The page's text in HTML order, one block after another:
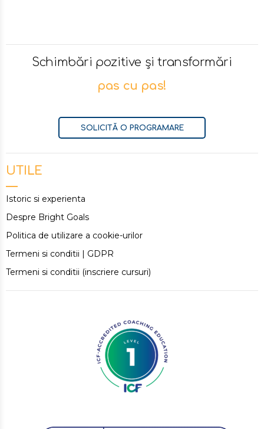
Schimbări pozitive și transformări
pas cu pas!
SOLICITĂ O PROGRAMARE
UTILE
Istoric si experienta
Despre Bright Goals
Politica de utilizare a cookie-urilor
Termeni si conditii | GDPR
Termeni si conditii (inscriere cursuri)